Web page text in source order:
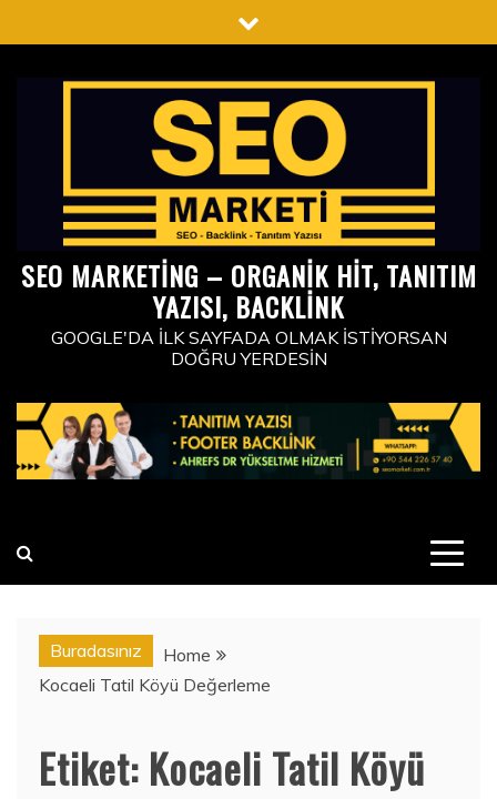
to
SEO MARKETING – ORGANIK HIT, TANITIM
YAZISI, BACKLINK
GOOGLE'DA İLK SAYFADA OLMAK İSTIYORSAN
DOĞRU YERDESIN
Buradasınız
Home
Kocaeli Tatil Köyü Değerleme
Etiket: Kocaeli Tatil Köyü